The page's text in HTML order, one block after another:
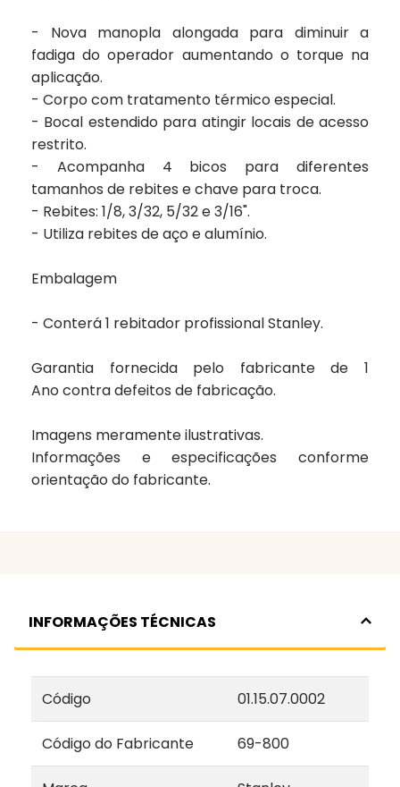
- Nova manopla alongada para diminuir a
fadiga do operador aumentando o torque na
aplicação.
- Corpo com tratamento térmico especial.
- Bocal estendido para atingir locais de acesso
restrito.
- Acompanha 4 bicos para diferentes
tamanhos de rebites e chave para troca.
- Rebites: 1/8, 3/32, 5/32 e 3/16".
- Utiliza rebites de aço e alumínio.
Embalagem
- Conterá 1 rebitador profissional Stanley.
Garantia fornecida pelo fabricante de 1
Anocontra defeitos de fabricação.
Imagens meramente ilustrativas.
Informações e especificações conforme
orientação do fabricante.
INFORMAÇÕES TÉCNICAS
Código 01.15.07.0002
Código do Fabricante 69-800